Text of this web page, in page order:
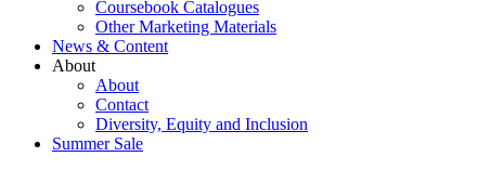
Coursebook Catalogues
Other Marketing Materials
News & Content
About
About
Contact
Diversity, Equity and Inclusion
Summer Sale